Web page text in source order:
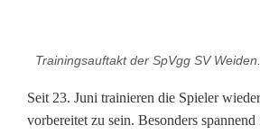
a
Trainingsauftakt der SpVgg SV
Seit 23. Juni trainieren die Spieler
vorbereitet zu sein. Besonders